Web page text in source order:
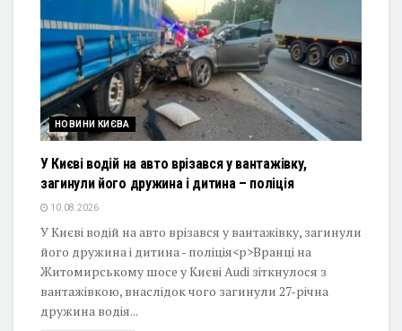
НОВИНИ КИЄВА
У Києві водій на авто врізався у вантажівку,
загинули його дружина і дитина – поліція
10.08.2026
У Києві водій на авто врізався у вантажівку, загинули
його дружина і дитина - поліція<p>Вранці на
Житомирському шосе у Києві Audi зіткнулося з
вантажівкою, внаслідок чого загинули 27-річна
дружина водія...